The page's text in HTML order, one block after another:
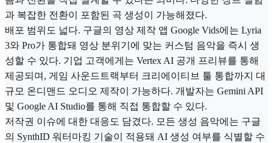
과 복잡한 전환이 포함된 곡 생성이 가능해졌다.
배포 범위도 넓다. 구글의 영상 제작 앱 Google Vids에는 Lyria
3와 Pro가 통합돼 영상 분위기에 맞는 커스텀 음악을 즉시 생
성할 수 있다. 기업 고객에게는 Vertex AI 공개 프리뷰를 통해
제공되며, 게임 사운드트랙부터 크리에이티브 툴 통합까지 대
규모 온디맨드 오디오 제작이 가능하다. 개발자는 Gemini API
및 Google AI Studio를 통해 직접 통합할 수 있다.
저작권 이슈에 대한 대응도 담겼다. 모든 생성 음악에는 구글
의 SynthID 워터마킹 기술이 적용돼 AI 생성 여부를 식별할 수